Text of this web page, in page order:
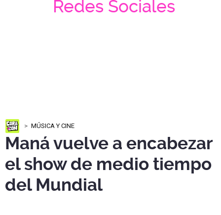
Redes Sociales
MÚSICA Y CINE
Maná vuelve a encabezar
el show de medio tiempo
del Mundial